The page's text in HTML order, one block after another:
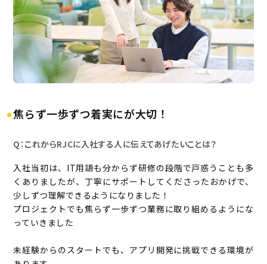
焦らず一歩ずつ着実にが大切！
Q：これからRJCに入社する人に伝えてあげたいことは？
入社当初は、IT用語も分からず研修の段階で戸惑うことも多
くありましたが、丁寧にサポートしてくださったおかげで、
少しずつ理解できるようになりました！
プロジェクトでも焦らず一歩ずつ業務に取り組めるようにな
っていきました
未経験からのスタートでも、アプリ開発に挑戦できる環境が